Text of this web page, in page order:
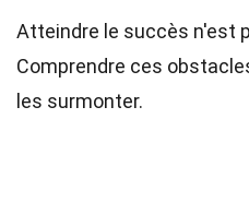
Atteindre le succès n'est
Comprendre ces
les surmonter.